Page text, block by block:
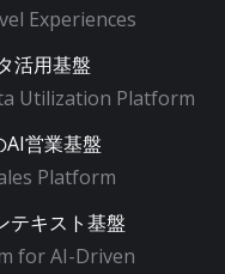
Experiences
活用基盤
Utilization Platform
営業基盤
Platform
テキスト基盤
for AI-Driven